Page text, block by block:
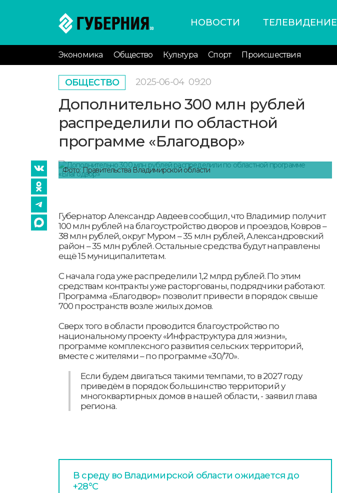
НОВОСТИ ТЕЛЕВИДЕНИЕ
Экономика Общество Культура Спорт Происшествия
ОБЩЕСТВО 2025-06-04 09:20
Дополнительно 300 млн рублей
распределили по областной
программе «Благодвор»
Фото: Правительства Владимирской области
Губернатор Александр Авдеев сообщил, что Владимир получит
100 млн рублей на благоустройство дворов и проездов, Ковров –
38 млн рублей, округ Муром – 35 млн рублей, Александровский
район – 35 млн рублей. Остальные средства будут направлены
ещё 15 муниципалитетам.
С начала года уже распределили 1,2 млрд рублей. По этим
средствам контракты уже расторгованы, подрядчики работают.
Программа «Благодвор» позволит привести в порядок свыше
700 пространств возле жилых домов.
Сверх того в области проводится благоустройство по
национальному проекту «Инфраструктура для жизни»,
программе комплексного развития сельских территорий,
вместе с жителями – по программе «30/70».
Если будем двигаться такими темпами, то в 2027 году
приведём в порядок большинство территорий у
многоквартирных домов в нашей области, - заявил глава
региона.
В среду во Владимирской области ожидается до
+28°С